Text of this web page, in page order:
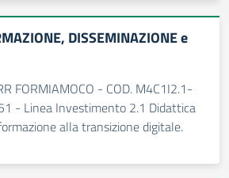
DISSEMINAZIONE e
FORMIAMOCO - COD. M4C1I2.1-
- Linea Investimento 2.1 Didattica
alla transizione digitale.